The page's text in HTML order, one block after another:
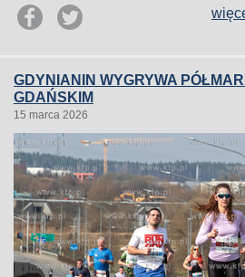
GDYNIANIN WYGRYWA
GDAŃSKIM
15 marca 2026